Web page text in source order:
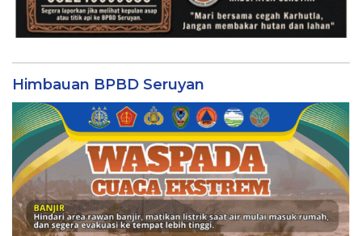
Himbauan BPBD Seruyan